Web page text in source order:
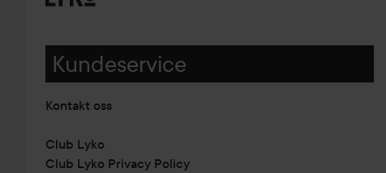
Kundeservice
Kontakt oss
Club Lyko
Club Lyko Privacy Policy